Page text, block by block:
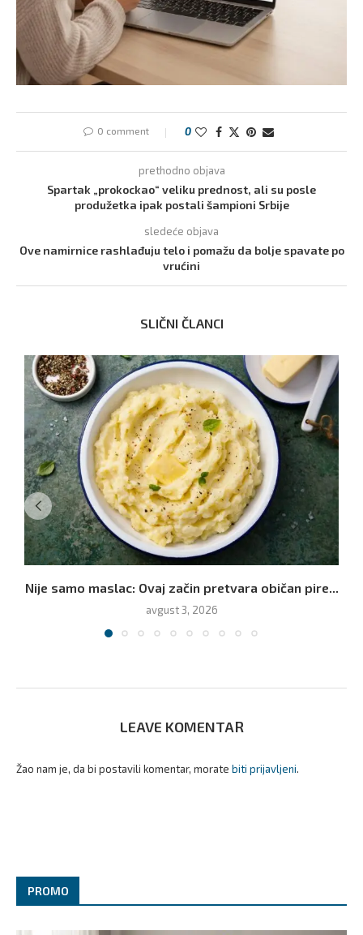
0 comment 0
prethodno objava
Spartak „prokockao“ veliku prednost, ali su posle
produžetka ipak postali šampioni Srbije
sledeće objava
Ove namirnice rashlađuju telo i pomažu da bolje spavate po
vrućini
SLIČNI ČLANCI
Nije samo maslac: Ovaj začin pretvara običan pire...
avgust 3, 2026
LEAVE KOMENTAR
Žao nam je, da bi postavili komentar, morate biti prijavljeni.
PROMO